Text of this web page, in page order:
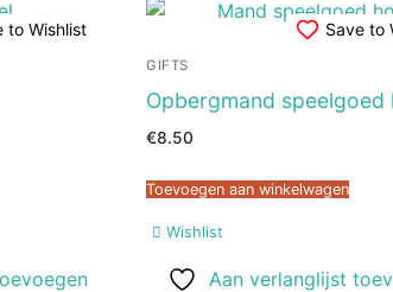
to Wishlist Save to
GIFTS
Opbergmand speelgoed
€8.50
Toevoegen aan winkelwagen
Wishlist
Aan verlanglijst